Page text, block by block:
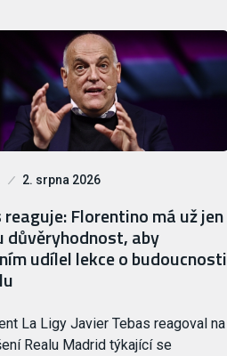
2. srpna 2026
reaguje: Florentino má už jen
důvěryhodnost, aby
udílel lekce o budoucnosti
La Ligy Javier Tebas reagoval na
Realu Madrid týkající se